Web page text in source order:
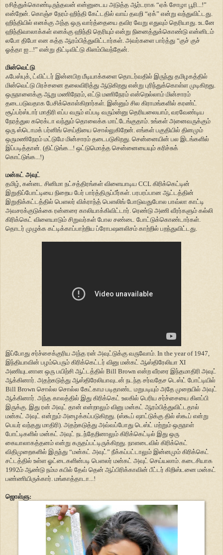
ரசித்துக்கொண்டிருந்தவன் என்னுடைய அடுத்த ஆர்டராக “ஏக் சோழா பூரி...!”
என்றேன். கொஞ்ச நேரம் ஹிந்தி கேட்டதில் வாய் தவறி “ஏக்” என்று வந்துவிட்டது.
ஹிந்தியில் எனக்கு அந்த ஒரு வார்த்தையை தவிர வேறு எதுவும் தெரியாது. உடனே
ஹிந்திவாலாக்கள் எனக்கு ஹிந்தி தெரியும் என்று நினைத்துக்கொண்டு என்னிடம்
லபோ திபோ என கத்த ஆரம்பித்துவிட்டார்கள். அவர்களை பார்த்து “குச் குச்
ஓத்தா ஐ...!” என்று திட்டிவிட்டு கிளம்பிவந்தேன்.
மின்வெட்டு
ஃபேஸ்புக், ட்விட்டர் இன்னபிற மீடியாக்களை தொடர்வதில் இருந்து தமிழகத்தில்
மின்வெட்டு பிரச்சனை தலைவிரித்து ஆடுகிறது என்று புரிந்துக்கொள்ள முடிகிறது.
ஒருநாளைக்கு ஆறு மணிநேரம், எட்டு மணிநேரம் என்றெல்லாம் மின்சாரம்
தடைபடுவதாக பேசிக்கொள்கிறார்கள். இன்னும் சில கிராமங்களில் கரண்ட்
சூப்பர்ஸ்டார் மாதிரி எப்ப வரும் எப்படி வரும்ன்னு தெரியலையாம், வரவேண்டிய
நேரத்துல கரெக்டா வந்தும் தொலைக்க மாட்டேங்குதாம். உங்கள் அனைவருக்கும்
ஒரு ஸ்டொமக் பர்னிங் செய்தியை சொல்லுகிறேன். எங்கள் பகுதியில் தினமும்
ஒருமணிநேரம் மட்டுமே மின்சாரம் தடைபடுகிறது. சென்னையின் பல இடங்களில்
இப்படித்தான். (திட்டுங்க...! ஒட்டுமொத்த சென்னையையும் கரிச்சுக்
கொட்டுங்க...!)
மன்கட் அவுட்
தமிழ், கன்னட சினிமா நட்சத்திரங்கள் விளையாடிய CCL கிரிக்கெட்டின்
இறுதிப்போட்டியை நிறைய பேர் பார்த்திருப்பீர்கள். பரபரப்பான ஆட்டத்தின்
இறுதிக்கட்டத்தில் பெளலர் விக்ராந்த் பெளலிங் போடுவதுபோல பாவ்லா காட்டி
அவசரக்குடுக்கை ரன்னரை காலியாக்கிவிட்டார். ரெண்டு அணி வீரர்களும் கல்லி
கிரிக்கெட் விளையாடும் சிறுவர்கள் போல சண்டை போட்டுக்கொண்டார்கள்.
தொடர் முழுக்க கட்டிக்காப்பாற்றிய ப்ரோபஷனலிசம் காற்றில் பறந்துவிட்டது.
இப்போது சர்ச்சைக்குரிய அந்த ரன் அவுட்டுக்கு வருவோம். In the year of 1947,
இந்தியாவின் பழம்பெரும் கிரிக்கெட்டர் வினு மன்கட் ஆஸ்திரேலியா XI
அணியுடனான ஒரு பயிற்சி ஆட்டத்தில் Bill Brown என்ற வீரரை இந்தமாதிரி அவுட்
ஆக்கினார். அதற்கடுத்து ஆஸ்திரேலியாவுடன் நடந்த சர்வதேச டெஸ்ட் போட்டியில்
Bill Brown சொல்ல சொல்ல கேட்காம படிதாண்ட மறுபடியும் அதே முறையில் அவுட்
ஆக்கினார். அந்த காலத்தில் இது கிரிக்கெட் உலகில் பெரிய சர்ச்சையை கிளப்பி
இருக்கு. இது ரன் அவுட் தான் என்றாலும் வினு மன்கட் ஆரம்பித்துவிட்டதால்
மன்கட் அவுட் என்றும் அழைக்கப்படுகிறது. (ஸ்கூப் ஷாட்டுக்கு தில் ஸ்கூப் என்று
பெயர் வந்தது மாதிரி). அதற்கடுத்து அவ்வப்போது டெஸ்ட் மற்றும் ஒருநாள்
போட்டிகளில் மன்கட் அவுட் நடந்தேறினாலும் கிரிக்கெட்டில் இது ஒரு
கையாலாகத்தனம் என்று கருதப்பட்டிருக்கிறது. நாளடைவில் கிரிக்கெட்
விதிமுறைகளில் இருந்து “மன்கட் அவுட்” நீக்கப்பட்டாலும் இன்னமும் கிரிக்கெட்
சட்டத்தில் உள்ள ஓட்டைகளின்படி பெளலர் மன்கட் அவுட் செய்யலாம். கடைசியாக
1992ம் ஆண்டு நம்ம கபில் தேவ் தென் ஆப்பிரிக்காவின் பீட்டர் கிறிஸ்டனை மன்கட்
பண்ணியிருக்கார். மங்காத்தாடா...!
ஜொள்ளு: